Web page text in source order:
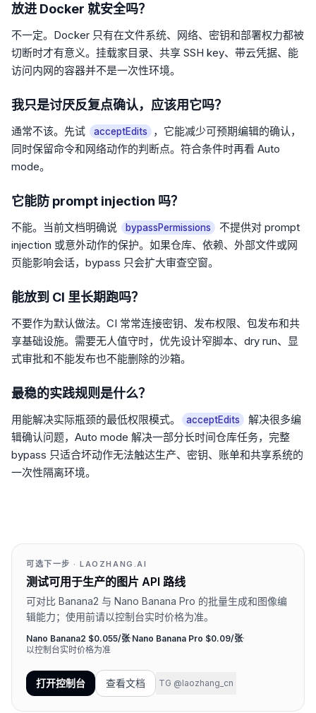
放进 Docker 就安全吗？
不一定。Docker 只有在文件系统、网络、密钥和部署权力都被
切断时才有意义。挂载家目录、共享 SSH key、带云凭据、能
访问内网的容器并不是一次性环境。
我只是讨厌反复点确认，应该用它吗？
通常不该。先试 acceptEdits
，它能减少可预期编辑的确认，
同时保留命令和网络动作的判断点。符合条件时再看 Auto
mode。
它能防 prompt injection 吗？
不能。当前文档明确说 bypassPermissions
不提供对 prompt
injection 或意外动作的保护。如果仓库、依赖、外部文件或网
页能影响会话，bypass 只会扩大审查空窗。
能放到 CI 里长期跑吗？
不要作为默认做法。CI 常常连接密钥、发布权限、包发布和共
享基础设施。需要无人值守时，优先设计窄脚本、dry run、显
式审批和不能发布也不能删除的沙箱。
最稳的实践规则是什么？
用能解决实际瓶颈的最低权限模式。 acceptEdits
解决很多编
辑确认问题，Auto mode 解决一部分长时间仓库任务，完整
bypass 只适合坏动作无法触达生产、密钥、账单和共享系统的
一次性隔离环境。
可选下一步 · LAOZHANG.AI
测试可用于生产的图片 API 路线
可对比 Banana2 与 Nano Banana Pro 的批量生成和图像编
辑能力；使用前请以控制台实时价格为准。
Nano Banana2 $0.055/张·Nano Banana Pro $0.09/张·
以控制台实时价格为准
打开控制台 查看文档 TG @laozhang_cn